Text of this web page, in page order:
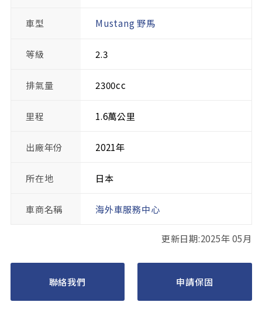
車型 Mustang 野馬
等級 2.3
排氣量 2300cc
里程 1.6萬公里
出廠年份 2021年
所在地 日本
車商名稱 海外車服務中心
更新日期:2025年 05月
聯絡我們 申請保固